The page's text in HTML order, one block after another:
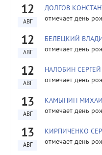
12
АВГ
ДОЛГОВ
отмечает день
12
АВГ
БЕЛЕЦКИЙ
отмечает день
12
АВГ
НАЛОБИН
отмечает день
13
АВГ
КАМЫНИН
отмечает день
13
АВГ
КИРПИЧЕНКО
отмечает день